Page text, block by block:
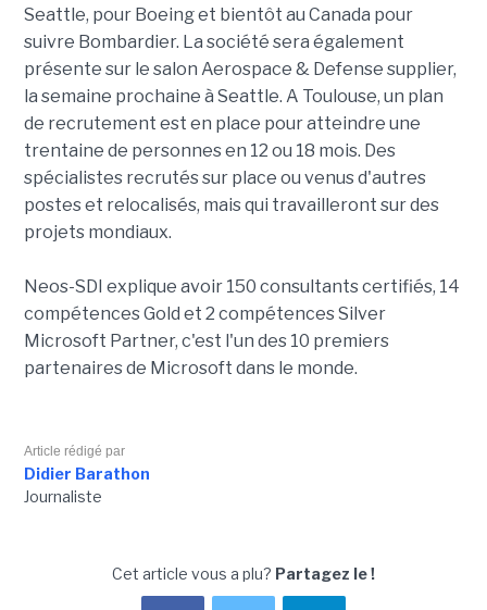
Seattle, pour Boeing et bientôt au Canada pour
suivre Bombardier. La société sera également
présente sur le salon Aerospace & Defense supplier,
la semaine prochaine à Seattle. A Toulouse, un plan
de recrutement est en place pour atteindre une
trentaine de personnes en 12 ou 18 mois. Des
spécialistes recrutés sur place ou venus d'autres
postes et relocalisés, mais qui travailleront sur des
projets mondiaux.
Neos-SDI explique avoir 150 consultants certifiés, 14
compétences Gold et 2 compétences Silver
Microsoft Partner, c'est l'un des 10 premiers
partenaires de Microsoft dans le monde.
Article rédigé par
Didier Barathon
Journaliste
Cet article vous a plu? Partagez le !